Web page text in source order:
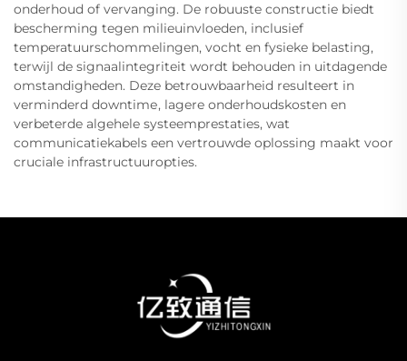
onderhoud of vervanging. De robuuste constructie biedt
bescherming tegen milieuinvloeden, inclusief
temperatuurschommelingen, vocht en fysieke belasting,
terwijl de signaalintegriteit wordt behouden in uitdagende
omstandigheden. Deze betrouwbaarheid resulteert in
verminderd downtimе, lagere onderhoudskosten en
verbeterde algehele systeemprestaties, wat
communicatiekabels een vertrouwde oplossing maakt voor
cruciale infrastructuuropties.